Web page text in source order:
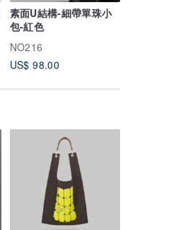
素面U結構-細帶單珠小
包-紅色
NO216
US$ 98.00